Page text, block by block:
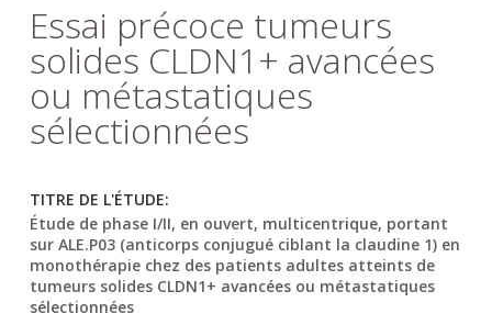
Essai précoce tumeurs
solides CLDN1+ avancées
ou métastatiques
sélectionnées
TITRE DE L'ÉTUDE:
Étude de phase I/II, en ouvert, multicentrique, portant
sur ALE.P03 (anticorps conjugué ciblant la claudine 1) en
monothérapie chez des patients adultes atteints de
tumeurs solides CLDN1+ avancées ou métastatiques
sélectionnées